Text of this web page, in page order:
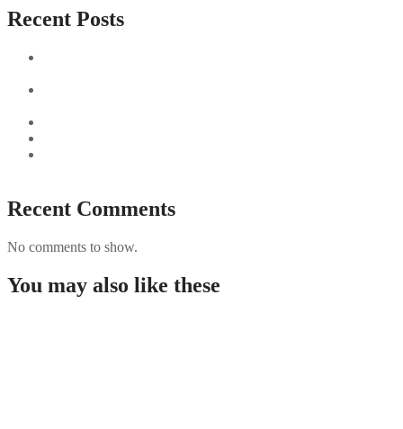
Recent Posts
Recent Comments
No comments to show.
You may also like these